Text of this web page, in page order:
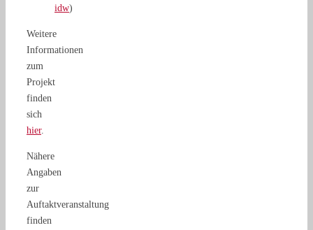
idw)
Weitere
Informationen
zum
Projekt
finden
sich
hier.
Nähere
Angaben
zur
Auftaktveranstaltung
finden